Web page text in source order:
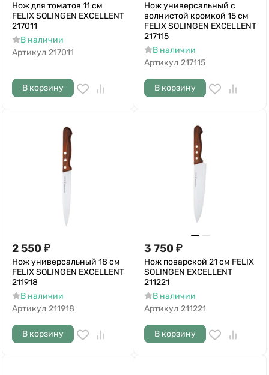
Нож для томатов 11 см
FELIX SOLINGEN EXCELLENT
217011
В наличии
Артикул 217011
В корзину
Нож универсальный с
волнистой кромкой 15 см
FELIX SOLINGEN EXCELLENT
217115
В наличии
Артикул 217115
В корзину
2 550 ₽
Нож универсальный 18 см
FELIX SOLINGEN EXCELLENT
211918
В наличии
Артикул 211918
В корзину
3 750 ₽
Нож поварской 21 см FELIX
SOLINGEN EXCELLENT
211221
В наличии
Артикул 211221
В корзину